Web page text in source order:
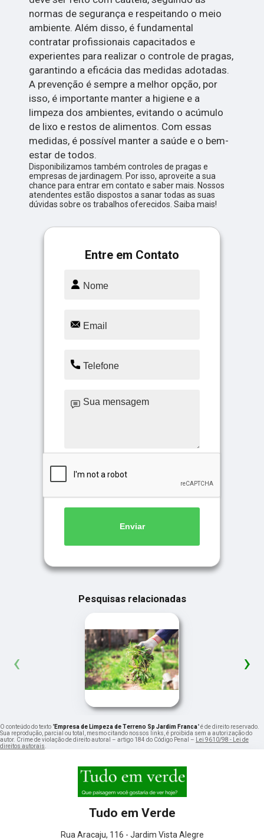
normas de segurança e respeitando o meio
ambiente. Além disso, é fundamental
contratar profissionais capacitados e
experientes para realizar o controle de pragas,
garantindo a eficácia das medidas adotadas.
A prevenção é sempre a melhor opção, por
isso, é importante manter a higiene e a
limpeza dos ambientes, evitando o acúmulo
de lixo e restos de alimentos. Com essas
medidas, é possível manter a saúde e o bem-
estar de todos.
Disponibilizamos também controles de pragas e
empresas de jardinagem. Por isso, aproveite a sua
chance para entrar em contato e saber mais. Nossos
atendentes estão dispostos a sanar todas as suas
dúvidas sobre os trabalhos oferecidos. Saiba mais!
Entre em Contato
Enviar
Pesquisas relacionadas
‹ ›
O conteúdo do texto "Empresa de Limpeza de Terreno Sp Jardim Franca" é de direito reservado.
Sua reprodução, parcial ou total, mesmo citando nossos links, é proibida sem a autorização do
autor. Crime de violação de direito autoral – artigo 184 do Código Penal –
Lei 9610/98 - Lei de
direitos autorais
Tudo em Verde
Rua Aracaju, 116 - Jardim Vista Alegre